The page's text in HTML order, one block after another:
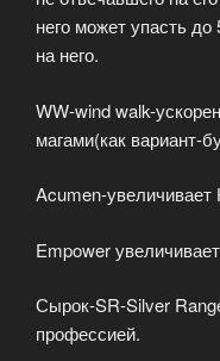
него может упасть
на него.
WW-wind walk-
магами(как вариант-
Acumen-увеличивает
Empower
Сырок-SR-Silver
профессией.